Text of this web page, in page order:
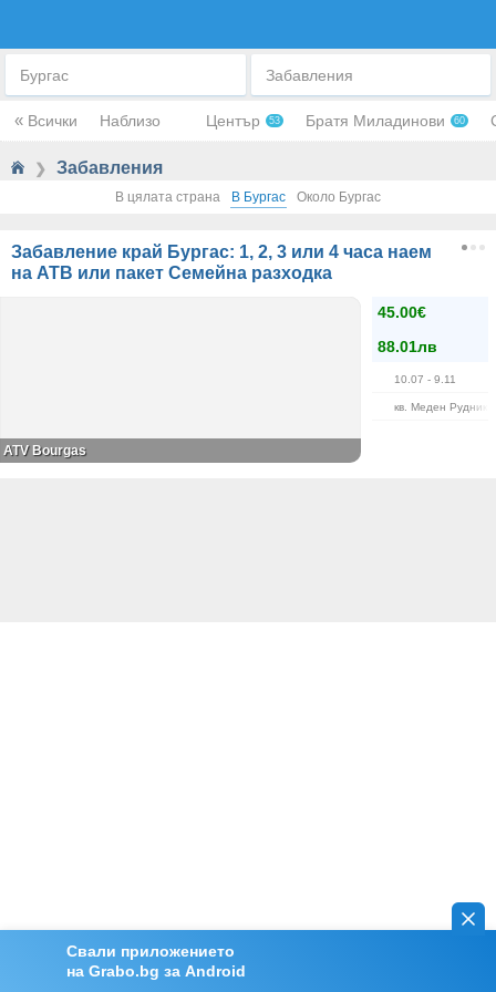
Бургас Забавления
« Всички Наблизо Център 53 Братя Миладинови 60
❯ Забавления
В цялата страна В Бургас Около Бургас
Свали приложението
на Grabo.bg за Android
Забавление край Бургас: 1, 2, 3 или 4 часа наем
на АТВ или пакет Семейна разходка
45.00€
88.01лв
10.07 - 9.11
кв. Меден Рудник
ATV Bourgas